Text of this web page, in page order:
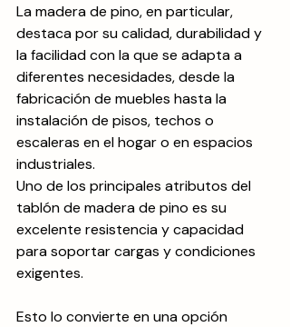
La madera de pino, en particular,
destaca por su calidad, durabilidad y
la facilidad con la que se adapta a
diferentes necesidades, desde la
fabricación de muebles hasta la
instalación de pisos, techos o
escaleras en el hogar o en espacios
industriales.
Uno de los principales atributos del
tablón de madera de pino es su
excelente resistencia y capacidad
para soportar cargas y condiciones
exigentes.
Esto lo convierte en una opción